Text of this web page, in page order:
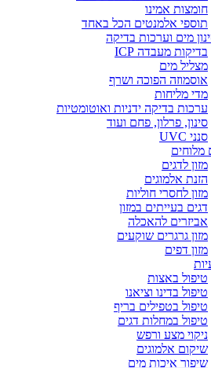
חומצות אמינו
תוספי אלמנטים הכל באחד
מים וערכות בדיקה
בדיקות מעבדה ICP
מצליל מים
אוסמוזה הפוכה ושרף
מדי מליחות
ערכות בדיקה ידניות ואוטומטיות
סינון, פרלון, פחם ועוד
סנני UVC
מלוחים
מזון לדגים
הזנת אלמוגים
מזון לחסרי חוליות
דגים בעייתים במזון
אביזרים להאכלה
מזון גרגרים שוקעים
מזון דפים
טיפול באצות
טיפול בדינו וציאנו
טיפול בטפילים בריף
טיפול במחלות דגים
ניקוי מצע ורפש
שיקום אלמוגים
שיפור איכות מים